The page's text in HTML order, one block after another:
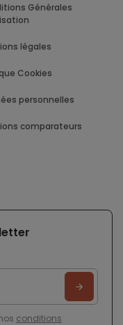
légales
Cookies
personnelles
comparateurs
conditions